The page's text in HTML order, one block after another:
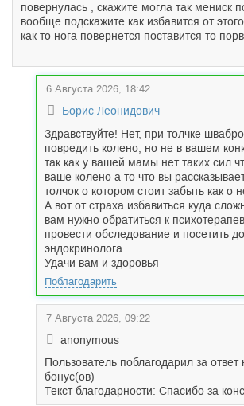
повернулась , скажите могла так мениск
вообще подскажите как избавится от
как то нога повернется поставится то
6 Августа 2026, 18:42
Борис Леонидович
Здравствуйте! Нет, при толчке
повредить колено, но не в вашем
так как у вашей мамы нет таких сил
ваше колено а то что вы
толчок о котором стоит забыть как о
А вот от страха избавиться куда
вам нужно обратиться к
провести обследование и посетить
эндокринолога.
Удачи вам и здоровья
Поблагодарить
7 Августа 2026, 09:22
anonymous
Пользователь поблагодарил за
бонус(ов)
Текст благодарности: Спасибо за